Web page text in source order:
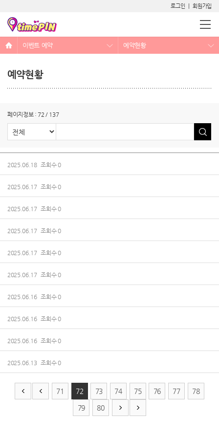
로그인 회원가입
이벤트 예약 예약현황
예약현황
페이지정보 : 72 / 137
2025.06.18 조회수 0
2025.06.17 조회수 0
2025.06.17 조회수 0
2025.06.17 조회수 0
2025.06.17 조회수 0
2025.06.17 조회수 0
2025.06.16 조회수 0
2025.06.16 조회수 0
2025.06.16 조회수 0
2025.06.13 조회수 0
71 72 73 74 75 76 77 78
79 80